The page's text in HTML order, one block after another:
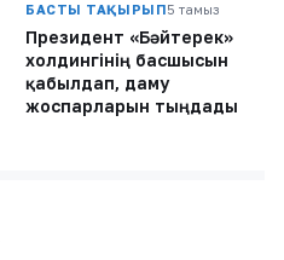
БАСТЫ ТАҚЫРЫП5 тамыз
Президент «Бәйтерек»
холдингінің басшысын
қабылдап, даму
жоспарларын тыңдады